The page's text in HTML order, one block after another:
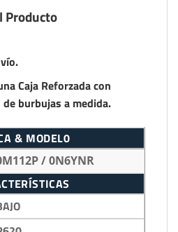
Producto
Caja Reforzada con
burbujas a medida.
& MODEL0
/ 0N6YNR